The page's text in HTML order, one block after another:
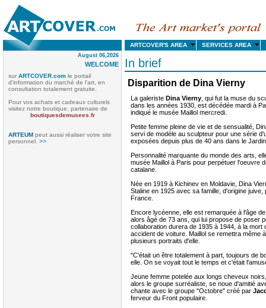
ARTCOVER'S AREA SERVICES AREA
August 06,2026
WELCOME
sur ARTCOVER.com le portail
d'information du marché de l'art, en
consultation totalement gratuite
Pour vos achats et cadeaux culturels
visitez notre boutique, partenaire de
boutiquesdemusees.fr
ARTEUM peut aussi réaliser votre site
personnel. >>
In brief
Disparition de Dina Vierny
La galeriste Dina Vierny , qui fut la muse du
dans les années 1930, est décédée mardi à
indiqué le musée Maillol mercredi.
Petite femme pleine de vie et de sensualité,
servi de modèle au sculpteur pour une série
exposées depuis plus de 40 ans dans le
Personnalité marquante du monde des arts,
musée Maillol à Paris pour perpétuer l'oeuvre
catalane.
Née en 1919 à Kichinev en Moldavie, Dina
Staline en 1925 avec sa famille, d'origine juive,
France.
Encore lycéenne, elle est remarquée à l'âge
alors âgé de 73 ans, qui lui propose de poser
collaboration durera de 1935 à 1944, à la mort
accident de voiture. Maillol se remettra même
plusieurs portraits d'elle.
"C'était un être totalement à part, toujours de
elle. On se voyait tout le temps et c'était
Jeune femme potelée aux longs cheveux
alors le groupe surréaliste, se noue d'amitié
chante avec le groupe "Octobre" créé par
ferveur du Front populaire.